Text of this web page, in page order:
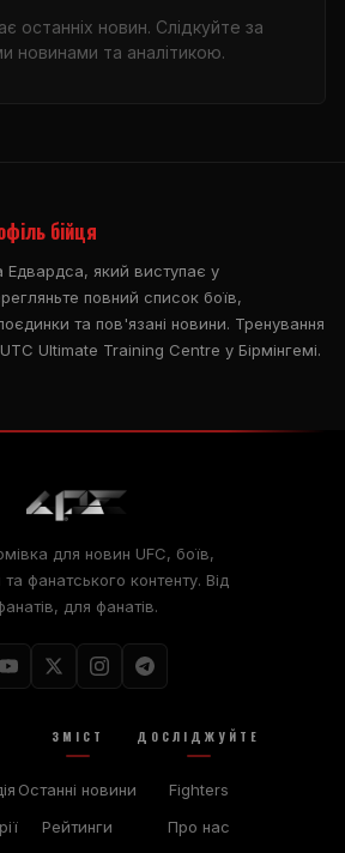
останніх новин. Слідкуйте за
новинами та аналітикою.
бійця
Едвардса, який виступає у
повний список боїв,
та пов'язані новини. Тренування
Ultimate Training Centre у Бірмінгемі.
для новин UFC, боїв,
та фанатського контенту. Від
для фанатів.
ЗМІСТ
Останні новини
Рейтинги
ДОСЛІДЖУЙТЕ
Fighters
Про нас